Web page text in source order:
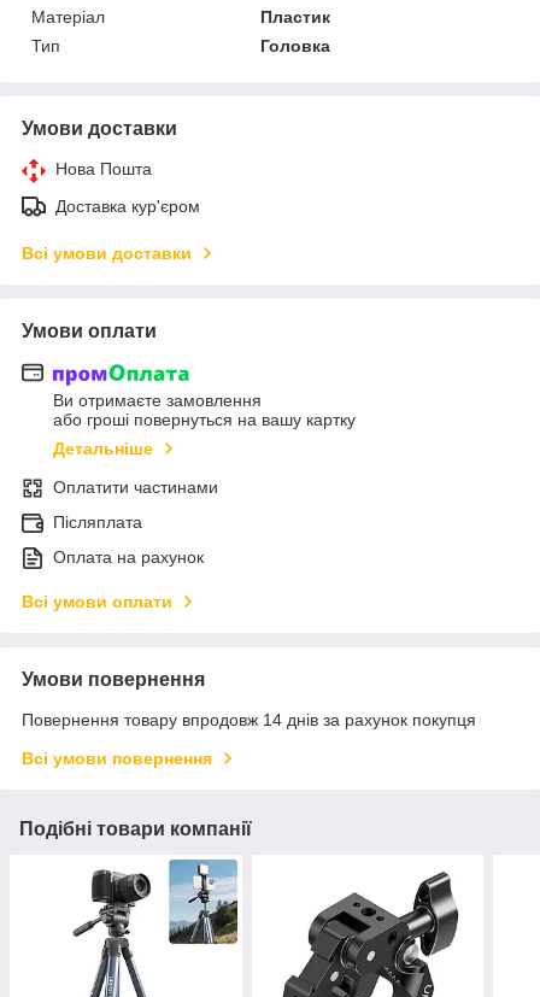
Матеріал
Пластик
Тип
Головка
Умови доставки
Нова Пошта
Доставка кур'єром
Всі умови доставки
Умови оплати
Ви отримаєте замовлення
або гроші повернуться на вашу картку
Детальніше
Оплатити частинами
Післяплата
Оплата на рахунок
Всі умови оплати
Умови повернення
Повернення товару впродовж 14 днів за рахунок покупця
Всі умови повернення
Подібні товари компанії